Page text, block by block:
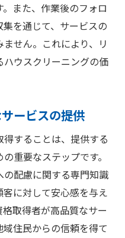
者の生活変化
ニング資格取得のス
な流れ
策
ミナー情報
アップ体制
とアドバイス
ーニングで信頼を得
魅力
また、作業後のフォロ
を通じて、サービスの
せん。これにより、リ
ウスクリーニングの価
ービスの提供
することは、提供する
重要なステップです。
配慮に関する専門知識
に対して安心感を与え
取得者が高品質なサー
住民からの信頼を得て